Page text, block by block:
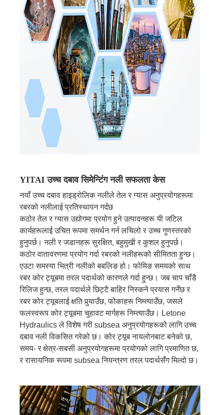
YITAI उच्च दबाव सिमेन्टिंग नली सफलता केस
नयाँ उच्च दबाव हाइड्रोलिक नलीले तेल र ग्यास अनुप्रयोगहरूमा
रबरको नलीलाई प्रतिस्थापन गर्दछ
कठोर तेल र ग्यास उद्योगमा प्रयोग हुने उत्पादनहरू यी जटिल
कार्यहरूलाई उचित रूपमा समर्थन गर्न लचिलो र उच्च गुणस्तरको
हुनुपर्छ। नली र जडानहरू सुरक्षित, बहुमुखी र कुशल हुनुपर्छ।
कठोर वातावरणमा प्रयोग गर्दा रबरको नलीहरूको सीमितता हुन्छ।
एउटा समस्या भित्री नलीको बबलिङ हो। फोमिङ समयको साथ
रबर कोर ट्यूबमा तरल पदार्थको कारणले गर्दा हुन्छ। जब चाप चाँडै
रिलिज हुन्छ, तरल पदार्थले छिट्टै बाहिर निस्कने प्रयास गर्नेछ र
रबर कोर ट्यूबलाई क्षति पुर्‍याउँछ, फोकाहरू निम्त्याउँछ, जसले
फलस्वरूप कोर ट्यूबमा चुहावट मार्गहरू निम्त्याउँछ। Letone
Hydraulics ले विशेष गरी subsea अनुप्रयोगहरूको लागि उच्च
दबाव नली विकसित गरेको छ। कोर ट्यूब नायलोनबाट बनेको छ,
समय- र क्षेत्र-सबसी अनुप्रयोगहरूमा प्रयोगको लागि प्रमाणित छ,
र रासायनिक रूपमा subsea नियन्त्रण तरल पदार्थसँग मिल्दो छ।